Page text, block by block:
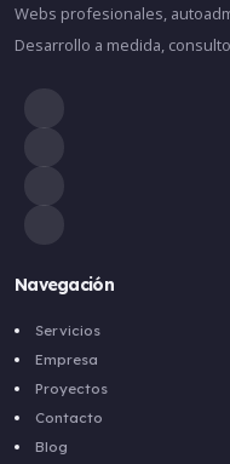
Webs profesionales,
Desarrollo a medida,
Navegación
Servicios
Empresa
Proyectos
Contacto
Blog